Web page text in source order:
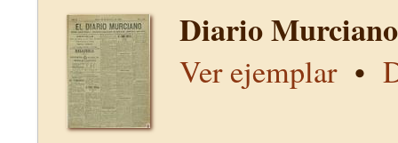
Diario
Ver ejemplar•